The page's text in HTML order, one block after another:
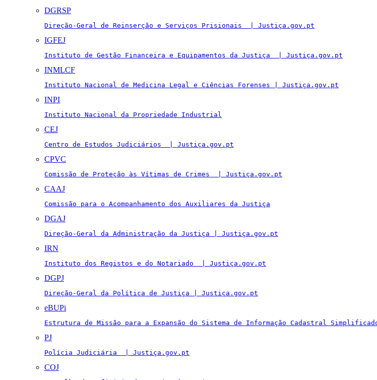
DGRSP
Direção-Geral de Reinserção e Serviços Prisionais  | Justiça.gov.pt
IGFEJ
Instituto de Gestão Financeira e Equipamentos da Justiça  | Justiça.gov.pt
INMLCF
Instituto Nacional de Medicina Legal e Ciências Forenses | Justiça.gov.pt
INPI
Instituto Nacional da Propriedade Industrial
CEJ
Centro de Estudos Judiciários  | Justiça.gov.pt
CPVC
Comissão de Proteção às Vítimas de Crimes  | Justiça.gov.pt
CAAJ
Comissão para o Acompanhamento dos Auxiliares da Justiça
DGAJ
Direção-Geral da Administração da Justiça | Justiça.gov.pt
IRN
Instituto dos Registos e do Notariado  | Justiça.gov.pt
DGPJ
Direção-Geral da Política de Justiça | Justiça.gov.pt
eBUPi
Estrutura de Missão para a Expansão do Sistema de Informação Cadastral
PJ
Polícia Judiciária  | Justiça.gov.pt
COJ